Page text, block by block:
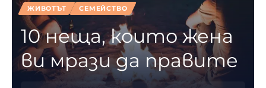
ЖИВОТЪТ СЕМЕЙСТВО
10 неща, които жена
ви мрази да правите